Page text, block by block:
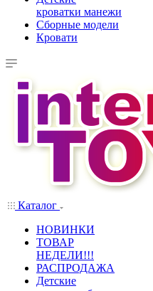
кроватки манежи
Сборные модели
Кровати
Каталог
НОВИНКИ
ТОВАР
НЕДЕЛИ!!!
РАСПРОДАЖА
Детские